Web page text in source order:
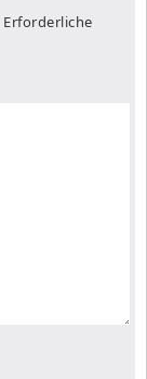
Erforderliche